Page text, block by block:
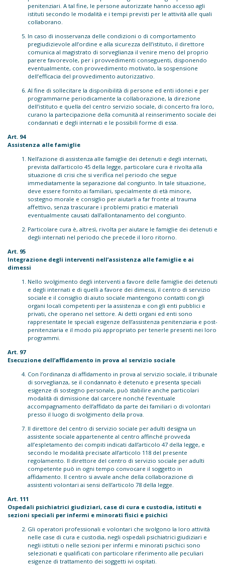
penitenziari. A tal fine, le persone autorizzate hanno accesso agli
istituti secondo le modalità e i tempi previsti per le attività alle quali
collaborano.
In caso di inosservanza delle condizioni o di comportamento
pregiudizievole all’ordine e alla sicurezza dell’istituto, il direttore
comunica al magistrato di sorveglianza il venire meno del proprio
parere favorevole, per i provvedimenti conseguenti, disponendo
eventualmente, con provvedimento motivato, la sospensione
dell’efficacia del provvedimento autorizzativo.
Al fine di sollecitare la disponibilità di persone ed enti idonei e per
programmarne periodicamente la collaborazione, la direzione
dell’istituto e quella del centro servizio sociale, di concerto fra loro,
curano la partecipazione della comunità al reinserimento sociale dei
condannati e degli internati e le possibili forme di essa.
Art. 94
Assistenza alle famiglie
Nell’azione di assistenza alle famiglie dei detenuti e degli internati,
prevista dall’articolo 45 della legge, particolare cura è rivolta alla
situazione di crisi che si verifica nel periodo che segue
immediatamente la separazione dal congiunto. In tale situazione,
deve essere fornito ai familiari, specialmente di età minore,
sostegno morale e consiglio per aiutarli a far fronte al trauma
affettivo, senza trascurare i problemi pratici e materiali
eventualmente causati dall’allontanamento del congiunto.
Particolare cura è, altresì, rivolta per aiutare le famiglie dei detenuti e
degli internati nel periodo che precede il loro ritorno.
Art. 95
Integrazione degli interventi nell’assistenza alle famiglie e ai
dimessi
Nello svolgimento degli interventi a favore delle famiglie dei detenuti
e degli internati e di quelli a favore dei dimessi, il centro di servizio
sociale e il consiglio di aiuto sociale mantengono contatti con gli
organi locali competenti per la assistenza e con gli enti pubblici e
privati, che operano nel settore. Ai detti organi ed enti sono
rappresentate le speciali esigenze dell’assistenza penitenziaria e post-
penitenziaria e il modo più appropriato per tenerle presenti nei loro
programmi.
Art. 97
Esecuzione dell’affidamento in prova al servizio sociale
Con l’ordinanza di affidamento in prova al servizio sociale, il tribunale
di sorveglianza, se il condannato è detenuto e presenta speciali
esigenze di sostegno personale, può stabilire anche particolari
modalità di dimissione dal carcere nonché l’eventuale
accompagnamento dell’affidato da parte dei familiari o di volontari
presso il luogo di svolgimento della prova.
Il direttore del centro di servizio sociale per adulti designa un
assistente sociale appartenente al centro affinché provveda
all’espletamento dei compiti indicati dall’articolo 47 della legge, e
secondo le modalità precisate all’articolo 118 del presente
regolamento. Il direttore del centro di servizio sociale per adulti
competente può in ogni tempo convocare il soggetto in
affidamento. Il centro si avvale anche della collaborazione di
assistenti volontari ai sensi dell’articolo 78 della legge.
Art. 111
Ospedali psichiatrici giudiziari, case di cura e custodia, istituti e
sezioni speciali per infermi e minorati fisici e psichici
Gli operatori professionali e volontari che svolgono la loro attività
nelle case di cura e custodia, negli ospedali psichiatrici giudiziari e
negli istituti o nelle sezioni per infermi e minorati psichici sono
selezionati e qualificati con particolare riferimento alle peculiari
esigenze di trattamento dei soggetti ivi ospitati.